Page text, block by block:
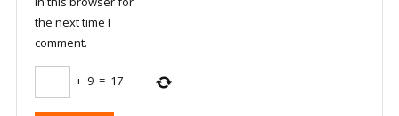
the next time I
comment.
+ 9 = 17